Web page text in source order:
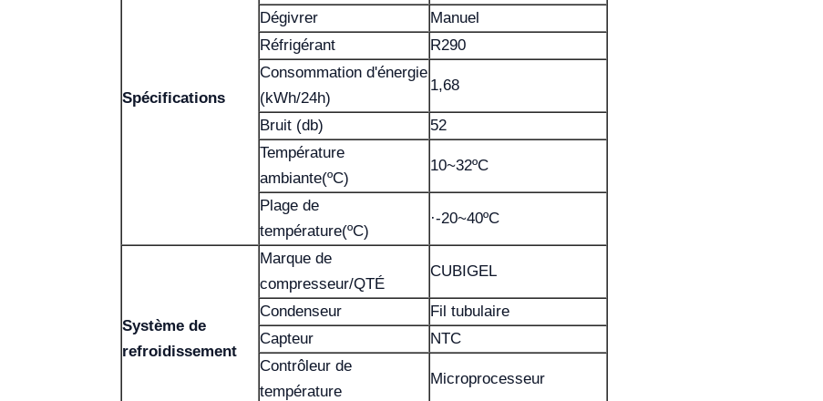
Spécifications
Dégivrer
Manuel
Réfrigérant
R290
Consommation d'énergie
(kWh/24h)
1,68
Bruit (db)
52
Température
ambiante(ºC)
10~32ºC
Plage de
température(ºC)
·-20~40ºC
Système de
refroidissement
Marque de
compresseur/QTÉ
CUBIGEL
Condenseur
Fil tubulaire
Capteur
NTC
Contrôleur de
température
Microprocesseur